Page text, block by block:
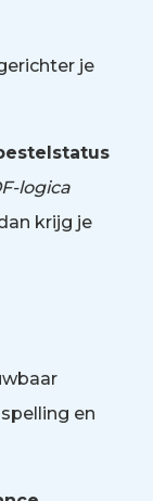
je
logica
krijg je
en